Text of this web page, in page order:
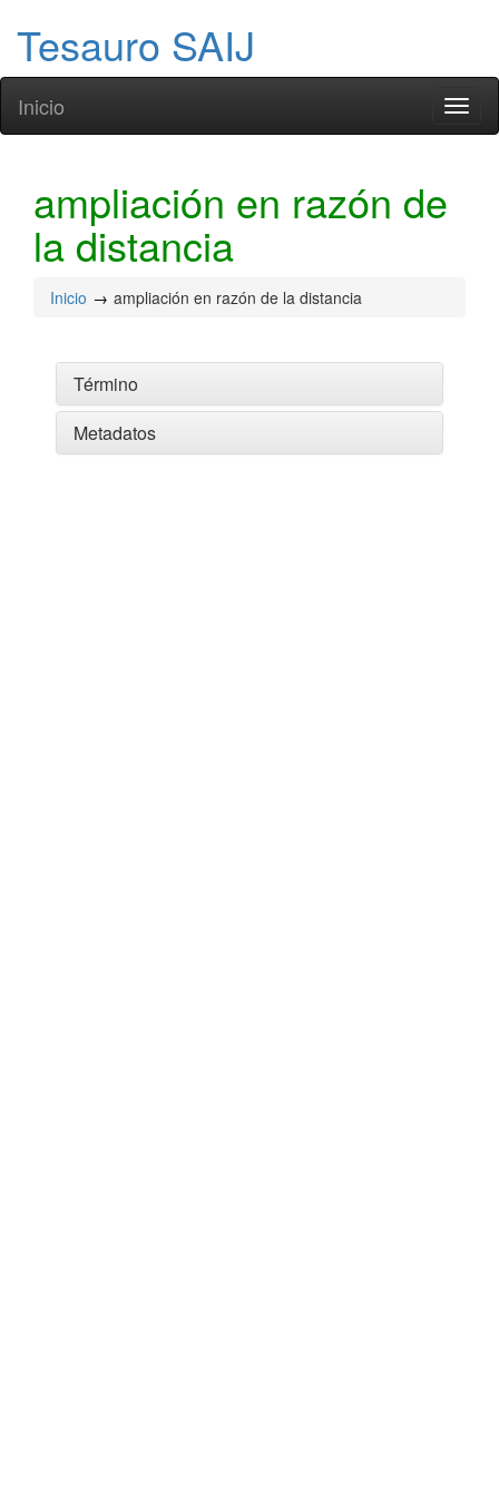
Tesauro SAIJ
Inicio
ampliación en razón de
la distancia
Inicio ampliación en razón de la distancia
Término
Metadatos